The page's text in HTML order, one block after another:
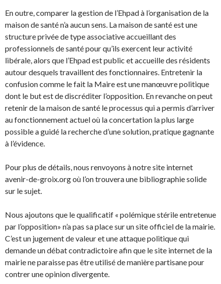
En outre, comparer la gestion de l’Ehpad à l’organisation de la
maison de santé n’a aucun sens. La maison de santé est une
structure privée de type associative accueillant des
professionnels de santé pour qu’ils exercent leur activité
libérale, alors que l’Ehpad est public et accueille des résidents
autour desquels travaillent des fonctionnaires. Entretenir la
confusion comme le fait la Maire est une manœuvre politique
dont le but est de discréditer l’opposition. En revanche on peut
retenir de la maison de santé le processus qui a permis d’arriver
au fonctionnement actuel où la concertation la plus large
possible a guidé la recherche d’une solution, pratique gagnante
à l’évidence.
Pour plus de détails, nous renvoyons à notre site internet
avenir-de-groix.org où l’on trouvera une bibliographie solide
sur le sujet.
Nous ajoutons que le qualificatif « polémique stérile entretenue
par l’opposition» n’a pas sa place sur un site officiel de la mairie.
C’est un jugement de valeur et une attaque politique qui
demande un débat contradictoire afin que le site internet de la
mairie ne paraisse pas être utilisé de manière partisane pour
contrer une opinion divergente.